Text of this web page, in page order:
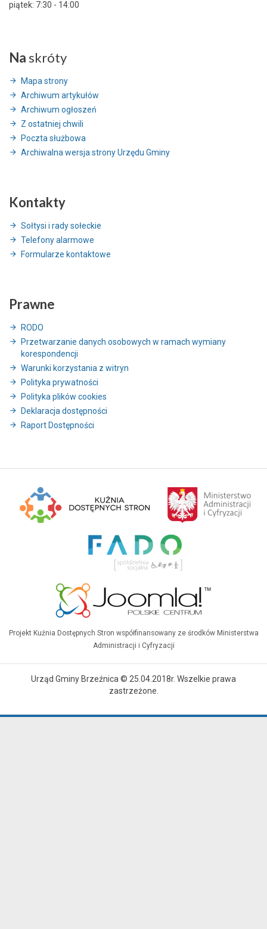
piątek: 7:30 - 14:00
Na skróty
Mapa strony
Archiwum artykułów
Archiwum ogłoszeń
Z ostatniej chwili
Poczta służbowa
Archiwalna wersja strony Urzędu Gminy
Kontakty
Sołtysi i rady sołeckie
Telefony alarmowe
Formularze kontaktowe
Prawne
RODO
Przetwarzanie danych osobowych w ramach wymiany
korespondencji
Warunki korzystania z witryn
Polityka prywatności
Polityka plików cookies
Deklaracja dostępności
Raport Dostępności
Projekt Kuźnia Dostępnych Stron współfinansowany ze środków Ministerstwa
Administracji i Cyfryzacji
Urząd Gminy Brzeźnica © 25.04.2018r. Wszelkie prawa
zastrzeżone.